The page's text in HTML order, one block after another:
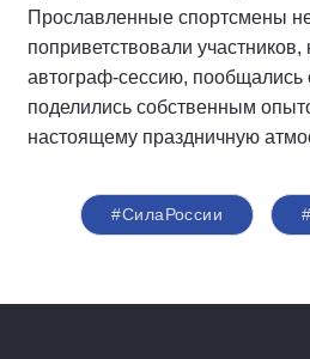
Прославленные спортсмены
поприветствовали участников,
автограф-сессию,
поделились собственным
настоящему праздничную
#СилаРоссии